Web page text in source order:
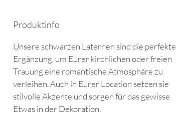
Produktinfo
Unsere schwarzen Laternen sind die perfekte
Ergänzung, um Eurer kirchlichen oder freien
Trauung eine romantische Atmosphäre zu
verleihen. Auch in Eurer Location setzen sie
stilvolle Akzente und sorgen für das gewisse
Etwas in der Dekoration.